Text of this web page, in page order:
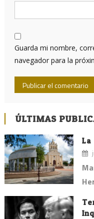
Guarda mi nombre,
navegador para la
ÚLTIMAS